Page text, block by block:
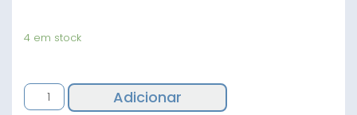
4 em stock
Quantidade
de
Adicionar